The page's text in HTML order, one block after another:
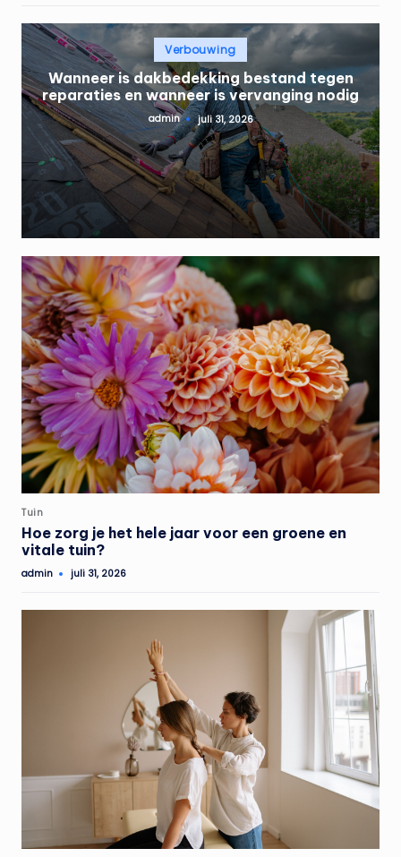
Geplaatst
inVerbouwing
Wanneer is dakbedekking bestand tegen
reparaties en wanneer is vervanging nodig
Geplaatst
door
admin juli 31, 2026
Geplaatst
in
Tuin
Hoe zorg je het hele jaar voor een groene en
vitale tuin?
Geplaatst
admin juli 31, 2026